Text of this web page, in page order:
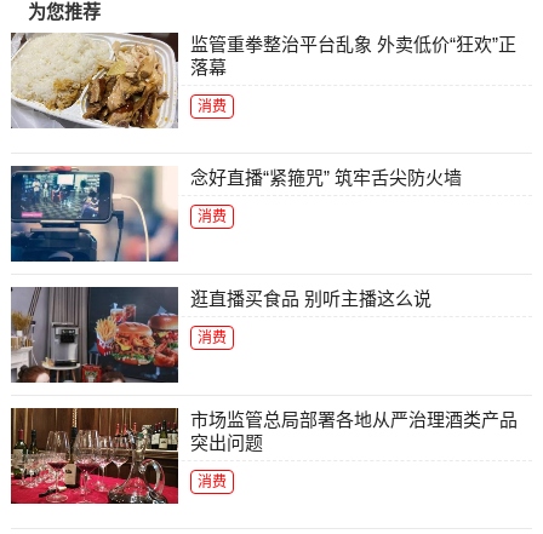
为您推荐
监管重拳整治平台乱象 外卖低价“狂欢”正
落幕
消费
念好直播“紧箍咒” 筑牢舌尖防火墙
消费
逛直播买食品 别听主播这么说
消费
市场监管总局部署各地从严治理酒类产品
突出问题
消费